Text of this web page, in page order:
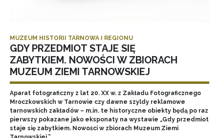
MUZEUM HISTORII TARNOWA I REGIONU
GDY PRZEDMIOT STAJE SIĘ
ZABYTKIEM. NOWOŚCI W ZBIORACH
MUZEUM ZIEMI TARNOWSKIEJ
Aparat fotograficzny z lat 20. XX w. z Zakładu Fotograficznego
Mroczkowskich w Tarnowie czy dawne szyldy reklamowe
tarnowskich zakładów – m.in. te historyczne obiekty będą po raz
pierwszy pokazane jako eksponaty na wystawie „Gdy przedmiot
staje się zabytkiem. Nowości w zbiorach Muzeum Ziemi